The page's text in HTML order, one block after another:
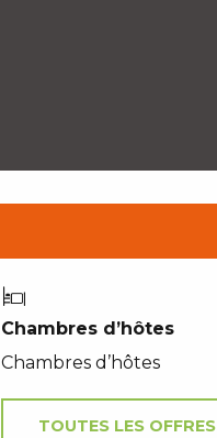
Chambres d’hôtes
Chambres d’hôtes
TOUTES LES OFFRES